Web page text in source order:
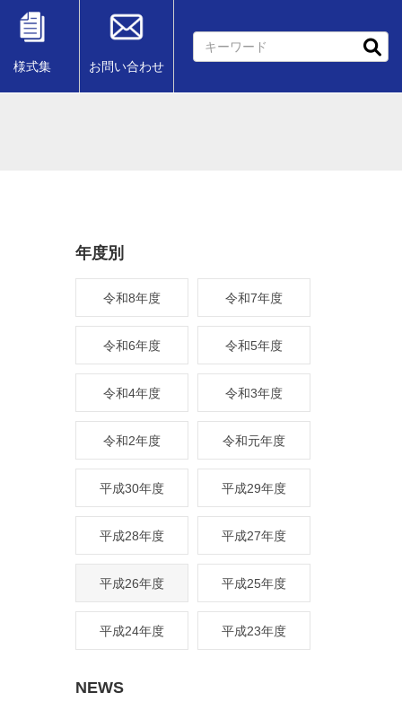
様式集 お問い合わせ
年度別
令和8年度 令和7年度
令和6年度 令和5年度
令和4年度 令和3年度
令和2年度 令和元年度
平成30年度 平成29年度
平成28年度 平成27年度
平成26年度 平成25年度
平成24年度 平成23年度
NEWS